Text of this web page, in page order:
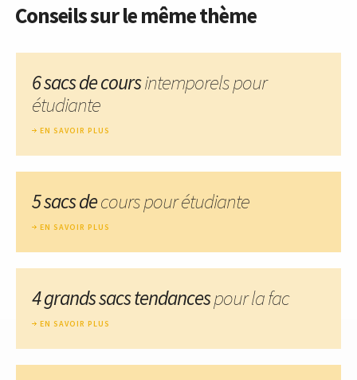
Conseils sur le même thème
6 sacs de coursintemporels pour
étudiante
EN SAVOIR PLUS
5 sacs decours pour étudiante
EN SAVOIR PLUS
4 grands sacs tendancespour la fac
EN SAVOIR PLUS